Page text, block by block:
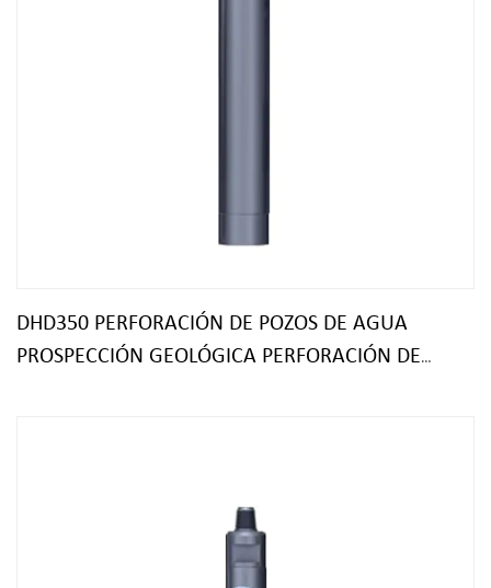
DHD350 PERFORACIÓN DE POZOS DE AGUA
PROSPECCIÓN GEOLÓGICA PERFORACIÓN DE